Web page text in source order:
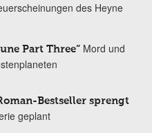
des Heyne
Part Three“ Mord und
Bestseller sprengt
geplant